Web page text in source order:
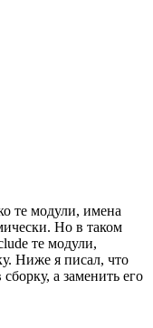
те модули, имена
Но в таком
те модули,
Ниже я писал, что
а заменить его